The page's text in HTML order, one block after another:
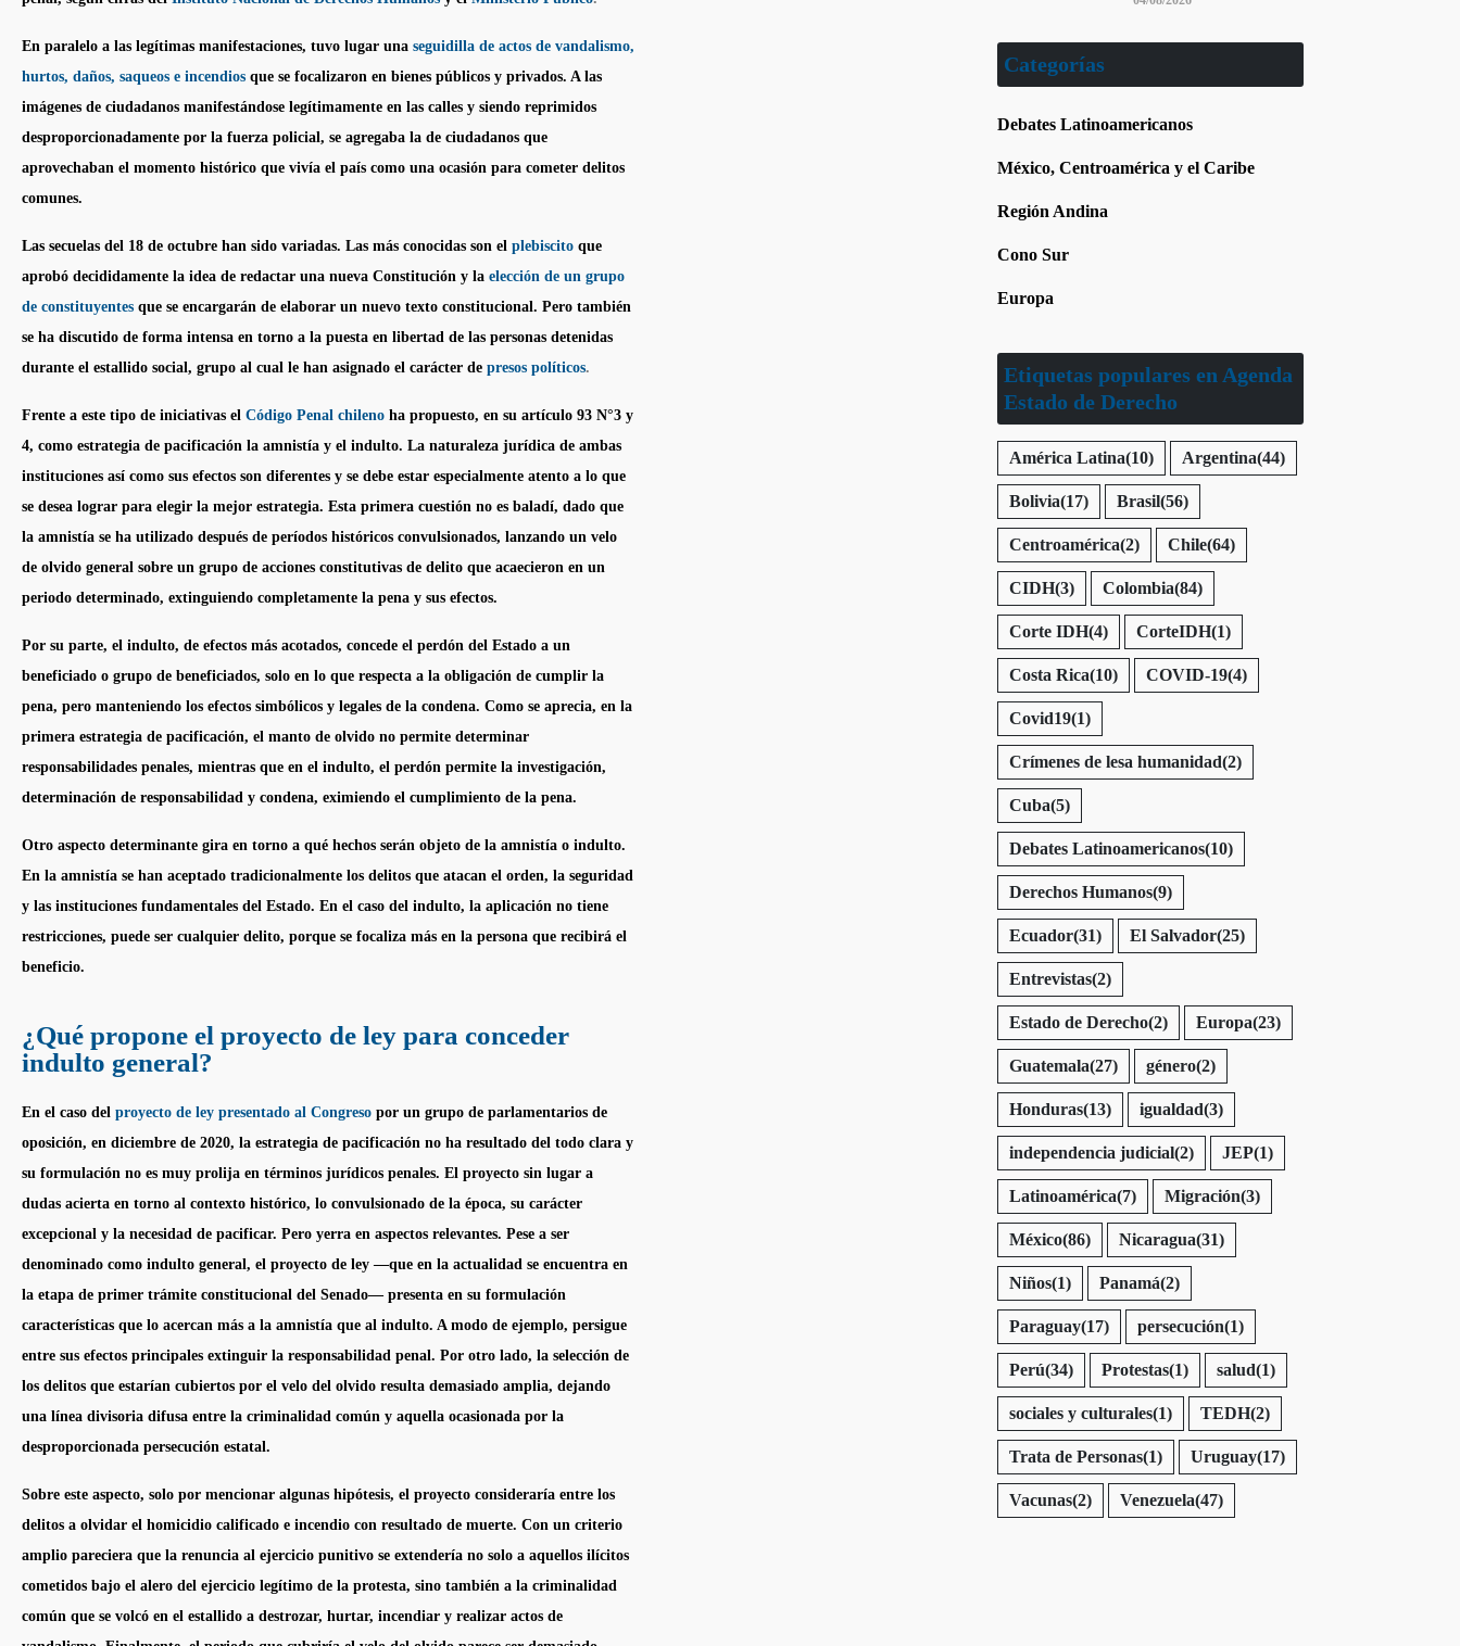
En paralelo a las legítimas manifestaciones, tuvo lugar una seguidilla de actos de vandalismo,
hurtos, daños, saqueos e incendios que se focalizaron en bienes públicos y privados. A las
imágenes de ciudadanos manifestándose legítimamente en las calles y siendo reprimidos
desproporcionadamente por la fuerza policial, se agregaba la de ciudadanos que
aprovechaban el momento histórico que vivía el país como una ocasión para cometer delitos
comunes.
Las secuelas del 18 de octubre han sido variadas. Las más conocidas son el plebiscito que
aprobó decididamente la idea de redactar una nueva Constitución y la elección de un grupo
de constituyentes que se encargarán de elaborar un nuevo texto constitucional. Pero también
se ha discutido de forma intensa en torno a la puesta en libertad de las personas detenidas
durante el estallido social, grupo al cual le han asignado el carácter de presos políticos.
Frente a este tipo de iniciativas el Código Penal chileno ha propuesto, en su artículo 93 N°3 y
4, como estrategia de pacificación la amnistía y el indulto. La naturaleza jurídica de ambas
instituciones así como sus efectos son diferentes y se debe estar especialmente atento a lo que
se desea lograr para elegir la mejor estrategia. Esta primera cuestión no es baladí, dado que
la amnistía se ha utilizado después de períodos históricos convulsionados, lanzando un velo
de olvido general sobre un grupo de acciones constitutivas de delito que acaecieron en un
periodo determinado, extinguiendo completamente la pena y sus efectos.
Por su parte, el indulto, de efectos más acotados, concede el perdón del Estado a un
beneficiado o grupo de beneficiados, solo en lo que respecta a la obligación de cumplir la
pena, pero manteniendo los efectos simbólicos y legales de la condena. Como se aprecia, en la
primera estrategia de pacificación, el manto de olvido no permite determinar
responsabilidades penales, mientras que en el indulto, el perdón permite la investigación,
determinación de responsabilidad y condena, eximiendo el cumplimiento de la pena.
Otro aspecto determinante gira en torno a qué hechos serán objeto de la amnistía o indulto.
En la amnistía se han aceptado tradicionalmente los delitos que atacan el orden, la seguridad
y las instituciones fundamentales del Estado. En el caso del indulto, la aplicación no tiene
restricciones, puede ser cualquier delito, porque se focaliza más en la persona que recibirá el
beneficio.
¿Qué propone el proyecto de ley para conceder
indulto general?
En el caso del proyecto de ley presentado al Congreso por un grupo de parlamentarios de
oposición, en diciembre de 2020, la estrategia de pacificación no ha resultado del todo clara y
su formulación no es muy prolija en términos jurídicos penales. El proyecto sin lugar a
dudas acierta en torno al contexto histórico, lo convulsionado de la época, su carácter
excepcional y la necesidad de pacificar. Pero yerra en aspectos relevantes. Pese a ser
denominado como indulto general, el proyecto de ley —que en la actualidad se encuentra en
la etapa de primer trámite constitucional del Senado— presenta en su formulación
características que lo acercan más a la amnistía que al indulto. A modo de ejemplo, persigue
entre sus efectos principales extinguir la responsabilidad penal. Por otro lado, la selección de
los delitos que estarían cubiertos por el velo del olvido resulta demasiado amplia, dejando
una línea divisoria difusa entre la criminalidad común y aquella ocasionada por la
desproporcionada persecución estatal.
Sobre este aspecto, solo por mencionar algunas hipótesis, el proyecto consideraría entre los
delitos a olvidar el homicidio calificado e incendio con resultado de muerte. Con un criterio
amplio pareciera que la renuncia al ejercicio punitivo se extendería no solo a aquellos ilícitos
cometidos bajo el alero del ejercicio legítimo de la protesta, sino también a la criminalidad
común que se volcó en el estallido a destrozar, hurtar, incendiar y realizar actos de
Categorías
Debates Latinoamericanos
México, Centroamérica y el Caribe
Región Andina
Cono Sur
Europa
Etiquetas populares en Agenda
Estado de Derecho
América Latina(10) Argentina(44)
Bolivia(17) Brasil(56)
Centroamérica(2) Chile(64)
CIDH(3) Colombia(84)
Corte IDH(4) CorteIDH(1)
Costa Rica(10) COVID-19(4)
Covid19(1)
Crímenes de lesa humanidad(2)
Cuba(5)
Debates Latinoamericanos(10)
Derechos Humanos(9)
Ecuador(31) El Salvador(25)
Entrevistas(2)
Estado de Derecho(2) Europa(23)
Guatemala(27) género(2)
Honduras(13) igualdad(3)
independencia judicial(2) JEP(1)
Latinoamérica(7) Migración(3)
México(86) Nicaragua(31)
Niños(1) Panamá(2)
Paraguay(17) persecución(1)
Perú(34) Protestas(1) salud(1)
sociales y culturales(1) TEDH(2)
Trata de Personas(1) Uruguay(17)
Vacunas(2) Venezuela(47)